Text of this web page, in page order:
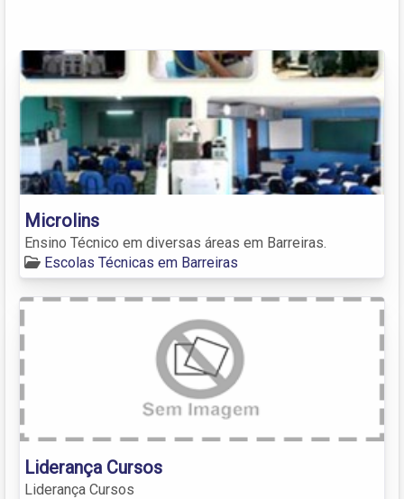
Microlins
Ensino Técnico em diversas áreas em Barreiras.
Escolas Técnicas em Barreiras
Liderança Cursos
Liderança Cursos